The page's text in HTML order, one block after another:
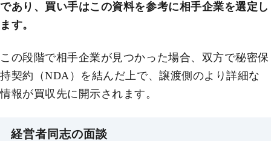
であり、買い手はこの資料を参考に相手企業を選定し
ます。
この段階で相手企業が見つかった場合、双方で秘密保
持契約（NDA）を結んだ上で、譲渡側のより詳細な
情報が買収先に開示されます。
経営者同志の面談